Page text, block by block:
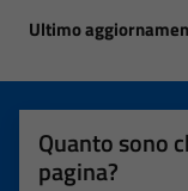
Ultimo
Quanto sono
pagina?